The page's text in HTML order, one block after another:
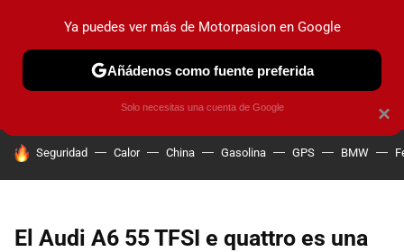
PRUEBAS COCHES ELÉCTRICOS OBSERVATORIO
HOY SE HABLA DE
Seguridad Calor China Gasolina GPS BMW
El Audi A6 55 TFSI e quattro es una
×
Ya puedes ver más de Motorpasion en Google
Añádenos como fuente preferida
Solo necesitas una cuenta de Google